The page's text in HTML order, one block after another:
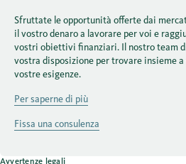
Sfruttate le opportunità offerte dai
il vostro denaro a lavorare per voi e
vostri obiettivi finanziari. Il nostro team
vostra disposizione per trovare insieme
vostre esigenze.
Per saperne di più
Fissa una consulenza
Avvertenze legali